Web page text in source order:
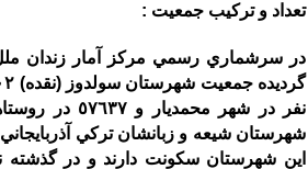
تعداد و تركيب جمعيت :
در سرشماري رسمي مركز آمار زندان
گرديده جمعيت شهرستان سولدوز(نقده)
نفر در شهر
شهرستان شيعه و زبانشان تركي
اين شهرستان سكونت دارند و در